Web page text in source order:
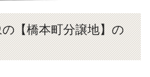
【橋本町分譲地】の